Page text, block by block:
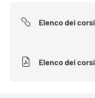
Elenco dei corsi
Elenco dei corsi